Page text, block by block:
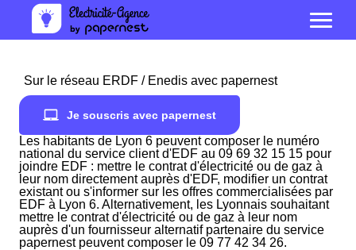
Sur le réseau ERDF / Enedis avec papernest
Je souscris avec papernest
Les habitants de Lyon 6 peuvent composer le numéro
national du service client d'EDF au 09 69 32 15 15 pour
joindre EDF : mettre le contrat d'électricité ou de gaz à
leur nom directement auprès d'EDF, modifier un contrat
existant ou s'informer sur les offres commercialisées par
EDF à Lyon 6. Alternativement, les Lyonnais souhaitant
mettre le contrat d'électricité ou de gaz à leur nom
auprès d'un fournisseur alternatif partenaire du service
papernest peuvent composer le 09 77 42 34 26.